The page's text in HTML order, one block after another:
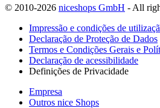
© 2010-2026 niceshops GmbH - All
Impressão e condições de
Declaração de Proteção de Dados
Termos e Condições Gerais e
Declaração de acessibilidade
Definições de Privacidade
Empresa
Outros nice Shops